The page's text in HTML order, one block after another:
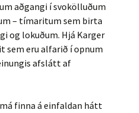
aðgangi í svokölluðum
– tímaritum sem birta
og lokuðum. Hjá Karger
eru alfarið í opnum
afslátt af
má finna á einfaldan hátt